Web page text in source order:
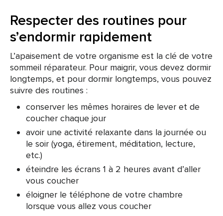
Respecter des routines pour
s’endormir rapidement
L’apaisement de votre organisme est la clé de votre
sommeil réparateur. Pour maigrir, vous devez dormir
longtemps, et pour dormir longtemps, vous pouvez
suivre des routines :
conserver les mêmes horaires de lever et de
coucher chaque jour
avoir une activité relaxante dans la journée ou
le soir (yoga, étirement, méditation, lecture,
etc.)
éteindre les écrans 1 à 2 heures avant d’aller
vous coucher
éloigner le téléphone de votre chambre
lorsque vous allez vous coucher